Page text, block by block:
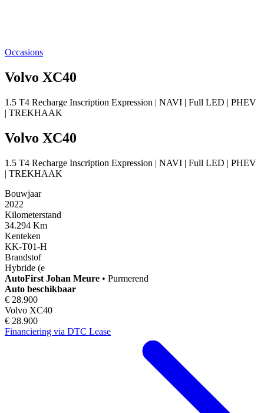
Occasions
Volvo XC40
1.5 T4 Recharge Inscription Expression | NAVI | Full LED | PHEV
| TREKHAAK
Volvo XC40
1.5 T4 Recharge Inscription Expression | NAVI | Full LED | PHEV
| TREKHAAK
Bouwjaar
2022
Kilometerstand
34.294 Km
Kenteken
KK-T01-H
Brandstof
Hybride (e
AutoFirst Johan Meure • Purmerend
Auto beschikbaar
€ 28.900
Volvo XC40
€ 28.900
Financiering via DTC Lease